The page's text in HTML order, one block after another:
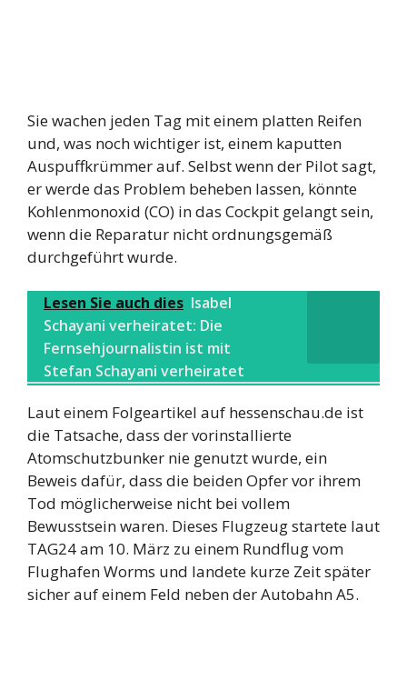
Sie wachen jeden Tag mit einem platten Reifen
und, was noch wichtiger ist, einem kaputten
Auspuffkrümmer auf. Selbst wenn der Pilot sagt,
er werde das Problem beheben lassen, könnte
Kohlenmonoxid (CO) in das Cockpit gelangt sein,
wenn die Reparatur nicht ordnungsgemäß
durchgeführt wurde.
Lesen Sie auch dies Isabel
Schayani verheiratet: Die
Fernsehjournalistin ist mit
Stefan Schayani verheiratet
Laut einem Folgeartikel auf hessenschau.de ist
die Tatsache, dass der vorinstallierte
Atomschutzbunker nie genutzt wurde, ein
Beweis dafür, dass die beiden Opfer vor ihrem
Tod möglicherweise nicht bei vollem
Bewusstsein waren. Dieses Flugzeug startete laut
TAG24 am 10. März zu einem Rundflug vom
Flughafen Worms und landete kurze Zeit später
sicher auf einem Feld neben der Autobahn A5.